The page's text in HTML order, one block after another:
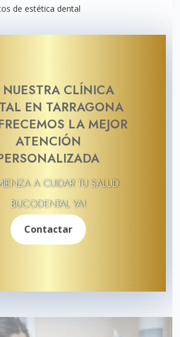
de estética dental
CLÍNICA
EN TARRAGONA
LA MEJOR
ATENCIÓN
A CUIDAR TU SALUD
BUCODENTAL YA!
Contactar